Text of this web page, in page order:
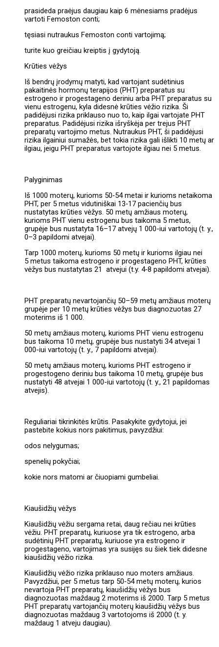
prasideda praėjus daugiau kaip 6 mėnesiams pradėjus
vartoti Femoston conti;
tęsiasi nutraukus Femoston conti vartojimą;
turite kuo greičiau kreiptis į gydytoją.
Krūties vėžys
Iš bendrų įrodymų matyti, kad vartojant sudėtinius
pakaitinės hormonų terapijos (PHT) preparatus su
estrogeno ir progestageno deriniu arba PHT preparatus su
vienu estrogenu, kyla didesnė krūties vėžio rizika. Ši
padidėjusi rizika priklauso nuo to, kaip ilgai vartojate PHT
preparatus. Padidėjusi rizika išryškėja per trejus PHT
preparatų vartojimo metus. Nutraukus PHT, ši padidėjusi
rizika ilgainiui sumažės, bet tokia rizika gali išlikti 10 metų ar
ilgiau, jeigu PHT preparatus vartojote ilgiau nei 5 metus.
Palyginimas
Iš 1000 moterų, kurioms 50‑54 metai ir kurioms netaikoma
PHT, per 5 metus vidutiniškai 13‑17 pacienčių bus
nustatytas krūties vėžys. 50 metų amžiaus moterų,
kurioms PHT vienu estrogenu bus taikoma 5 metus,
grupėje bus nustatyta 16–17 atvejų 1 000-iui vartotojų (t. y.,
0–3 papildomi atvejai).
Tarp 1000 moterų, kurioms 50 metų ir kurioms ilgiau nei
5 metus taikoma estrogeno ir progestageno PHT, krūties
vėžys bus nustatytas 21 atvejui (t.y. 4‑8 papildomi atvejai).
PHT preparatų nevartojančių 50–59 metų amžiaus moterų
grupėje per 10 metų krūties vėžys bus diagnozuotas 27
moterims iš 1 000.
50 metų amžiaus moterų, kurioms PHT vienu estrogenu
bus taikoma 10 metų, grupėje bus nustatyti 34 atvejai 1
000-iui vartotojų (t. y., 7 papildomi atvejai).
50 metų amžiaus moterų, kurioms PHT estrogeno ir
progestogeno deriniu bus taikoma 10 metų, grupėje bus
nustatyti 48 atvejai 1 000-iui vartotojų (t. y., 21 papildomas
atvejis).
Reguliariai tikrinkitės krūtis. Pasakykite gydytojui, jei
pastebite kokius nors pakitimus, pavyzdžiui:
odos nelygumas;
spenelių pokyčiai;
kokie nors matomi ar čiuopiami gumbeliai.
Kiaušidžių vėžys
Kiaušidžių vėžiu sergama retai, daug rečiau nei krūties
vėžiu. PHT preparatų, kuriuose yra tik estrogeno, arba
sudėtinių PHT preparatų, kuriuose yra estrogeno ir
progestageno, vartojimas yra susijęs su šiek tiek didesne
kiaušidžių vėžio rizika.
Kiaušidžių vėžio rizika priklauso nuo moters amžiaus.
Pavyzdžiui, per 5 metus tarp 50‑54 metų moterų, kurios
nevartoja PHT preparatų, kiaušidžių vėžys bus
diagnozuotas maždaug 2 moterims iš 2000. Tarp 5 metus
PHT preparatų vartojančių moterų kiaušidžių vėžys bus
diagnozuotas maždaug 3 vartotojoms iš 2000 (t. y.
maždaug 1 atveju daugiau).